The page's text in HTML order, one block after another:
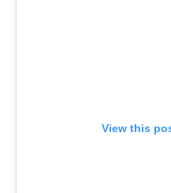
View this